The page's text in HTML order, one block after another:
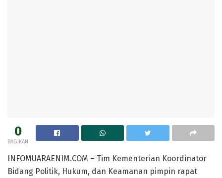
0
BAGIKAN
INFOMUARAENIM.COM – Tim Kementerian Koordinator
Bidang Politik, Hukum, dan Keamanan pimpin rapat